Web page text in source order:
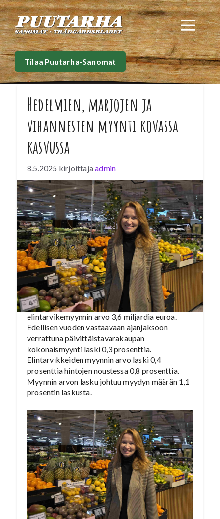
Siirry
sisältöön
Tilaa Puutarha-Sanomat
Hedelmien, marjojen ja
vihannesten myynti kovassa
kasvussa
8.5.2025 kirjoittajaadmin
Alkuvuonna elintarvikkeiden myynnin arvo
laski hieman ja elintarvikkeita myytiin
kokonaisuudessaan vähemmän kuin vuotta
aiemmin. Suurin kasvu nähtiin hedelmien ja
marjojen sekä vihannesten* myynnissä.
Tiedot käyvät ilmi päivittäistavarakaupan
tuoteryhmäkohtaisesta myyntitilastosta
tammi-maaliskuulta.
Päivittäistavarakauppa ry:n jäsenyritysten
päivittäistavaramyynnin arvo tammi-
maaliskuussa oli 5,3 miljardia euroa ja siitä
elintarvikemyynnin arvo 3,6 miljardia euroa.
Edellisen vuoden vastaavaan ajanjaksoon
verrattuna päivittäistavarakaupan
kokonaismyynti laski 0,3 prosenttia.
Elintarvikkeiden myynnin arvo laski 0,4
prosenttia hintojen noustessa 0,8 prosenttia.
Myynnin arvon lasku johtuu myydyn määrän 1,1
prosentin laskusta.